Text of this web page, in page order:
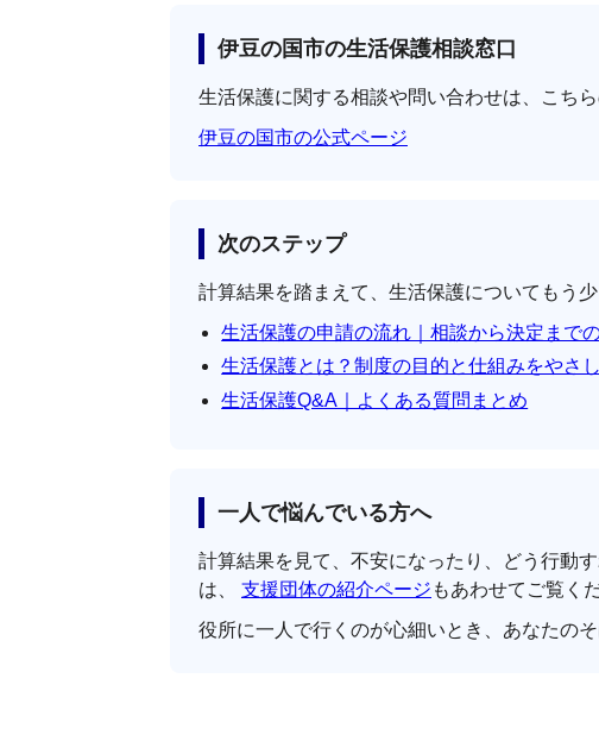
伊豆の国市の生活保護相談窓口
生活保護に関する相談や問い合わせは、こち
伊豆の国市の公式ページ
次のステップ
計算結果を踏まえて、生活保護についてもう
生活保護の申請の流れ｜相談から決定まで
生活保護とは？制度の目的と仕組みをやさ
生活保護Q&A｜よくある質問まとめ
一人で悩んでいる方へ
計算結果を見て、不安になったり、どう行動
は、 支援団体の紹介ページ もあわせてご覧く
役所に一人で行くのが心細いとき、あなたの